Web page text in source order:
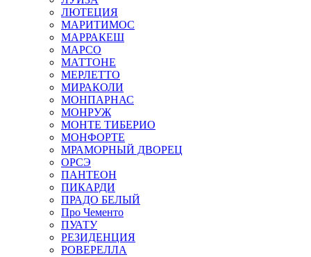
ЛЮТЕЦИЯ
МАРИТИМОС
МАРРАКЕШ
МАРСО
МАТТОНЕ
МЕРЛЕТТО
МИРАКОЛИ
МОНПАРНАС
МОНРУЖ
МОНТЕ ТИБЕРИО
МОНФОРТЕ
МРАМОРНЫЙ ДВОРЕЦ
ОРСЭ
ПАНТЕОН
ПИКАРДИ
ПРАДО БЕЛЫЙ
Про Чементо
ПУАТУ
РЕЗИДЕНЦИЯ
РОВЕРЕЛЛА